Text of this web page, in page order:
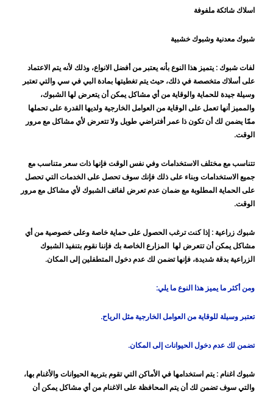
اسلاك شائكة ملفوفة
شبوك معدنية وشبوك خشبية
لفات شبوك : يتميز هذا النوع بأنه يعتبر من أفضل الانواع، وذلك لأنه يتم الاعتماد
على أسلاك متخصصة في ذلك، حيث يتم تغطيتها بمادة البي في سي والتي تعتبر
وسيلة جيدة للحماية والوقاية من أي مشاكل يمكن أن يتعرض لها الشبوك،
والمميز أنها تعمل على الوقاية من العوامل الخارجية ولديها القدرة على تحملها
ممّا يضمن لك أن تكون ذا عمر أفتراضي طويل ولا تتعرض لأي مشاكل مع مرور
الوقت.
تتناسب مع مختلف الاستخدامات وفي نفس الوقت فإنها ذات سعر متناسب مع
جميع الاستخدامات وبناء على ذلك فإنك سوف تحصل على الخدمات التي تحصل
على الحماية المطلوبة مع ضمان عدم تعرض لفائف الشبوك لأي مشاكل مع مرور
الوقت.
شبوك زراعية : إذا كنت ترغب الحصول على حماية خاصة وعلى خصوصية من أي
مشاكل يمكن أن تتعرض لها المزارع الخاصة بك فإننا نقوم بتنفيذ الشبوك
الزراعية بدقة شديدة، فإنها تضمن لك عدم دخول المتطفلين إلى المكان.
ومن أكثر ما يميز هذا النوع ما يلي:
تعتبر وسيلة للوقاية من العوامل الخارجية مثل الرياح.
تضمن لك عدم دخول الحيوانات إلى المكان.
شبوك اغنام : يتم استخدامها في الأماكن التي تقوم بتربية الحيوانات والأغنام بها،
والتي سوف تضمن لك أن يتم المحافظة على الاغنام من أي مشاكل يمكن أن